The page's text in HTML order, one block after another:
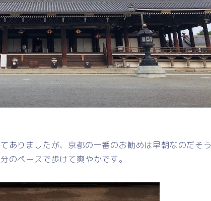
ありましたが、京都の一番のお勧めは早朝なのだそう
のペースで歩けて爽やかです。